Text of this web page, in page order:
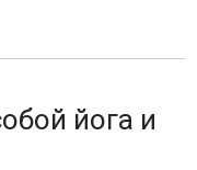
йога и